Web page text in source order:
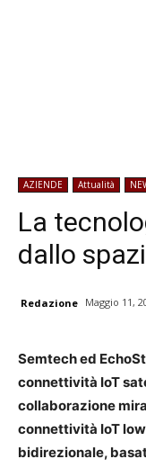
AZIENDE Attualità
La
dallo
Redazione Maggio 11,
Semtech ed
connettività IoT
collaborazione
connettività IoT
bidirezionale,